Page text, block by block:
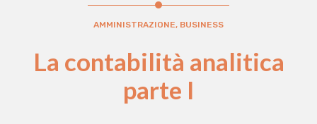
AMMINISTRAZIONE, BUSINESS
La contabilità analitica
parte I